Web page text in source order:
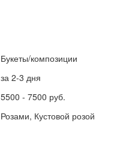
Букеты/композиции
за 2-3 дня
5500 - 7500 руб.
Розами, Кустовой розой